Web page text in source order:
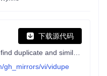
下载源代码
gh_mirrors/vi/vidupe